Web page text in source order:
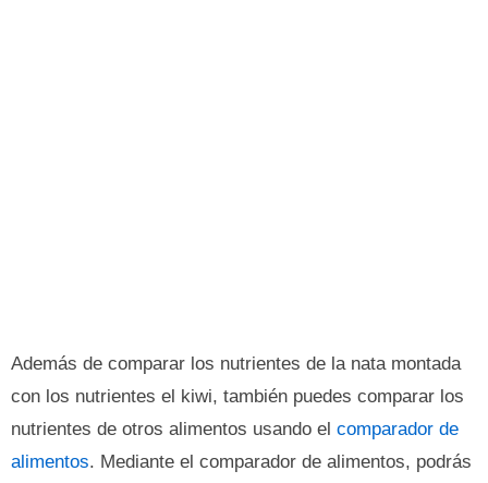
Además de comparar los nutrientes de la nata montada
con los nutrientes el kiwi, también puedes comparar los
nutrientes de otros alimentos usando el comparador de
alimentos. Mediante el comparador de alimentos, podrás